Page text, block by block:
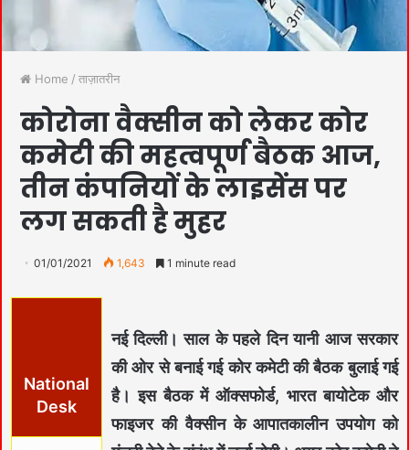
Home / ताज़ातरीन
कोरोना वैक्सीन को लेकर कोर
कमेटी की महत्वपूर्ण बैठक आज,
तीन कंपनियों के लाइसेंस पर
लग सकती है मुहर
01/01/2021 1,643 1 minute read
National
Desk
नई दिल्ली।साल के पहले दिन यानी आज सरकार
की ओर से बनाई गई कोर कमेटी की बैठक बुलाई गई
है। इस बैठक में ऑक्सफोर्ड, भारत बायोटेक और
फाइजर की वैक्सीन के आपातकालीन उपयोग को